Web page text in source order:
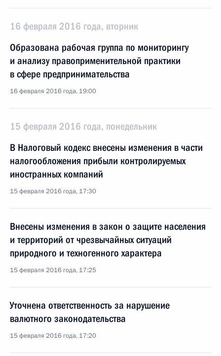
16 февраля 2016 года, вторник
Образована рабочая группа по мониторингу
и анализу правоприменительной практики
в сфере предпринимательства
16 февраля 2016 года, 19:00
15 февраля 2016 года, понедельник
В Налоговый кодекс внесены изменения в части
налогообложения прибыли контролируемых
иностранных компаний
15 февраля 2016 года, 17:30
Внесены изменения в закон о защите населения
и территорий от чрезвычайных ситуаций
природного и техногенного характера
15 февраля 2016 года, 17:25
Уточнена ответственность за нарушение
валютного законодательства
15 февраля 2016 года, 17:20